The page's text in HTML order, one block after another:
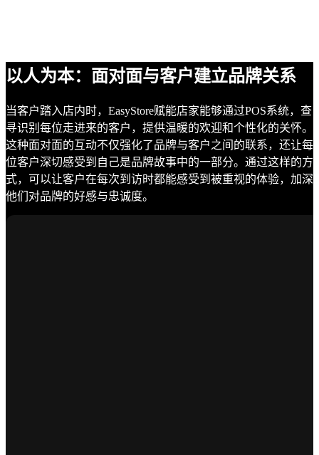
以人为本：面对面与客户建立品牌关系
当客户踏入店内时，EasyStore赋能店家能够通过POS系统，查
寻识别每位走进来的客户，提供温暖的欢迎和个性化的关怀。
这种面对面的互动不仅强化了品牌与客户之间的联系，还让每
位客户深切感受到自己是品牌故事中的一部分。通过这样的方
式，可以让客户在每次到访时都能感受到被重视的体验，加深
他们对品牌的好感与忠诚度。